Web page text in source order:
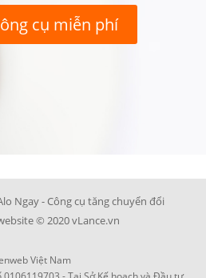
cụ miễn phí
Ngay - Công cụ tăng chuyển đổi
© 2020 vLance.vn
Việt Nam